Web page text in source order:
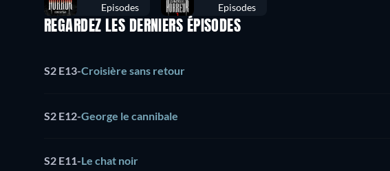
Episodes
Episodes
REGARDEZ LES DERNIERS ÉPISODES
S2 E13-Croisière sans retour
S2 E12-George le cannibale
S2 E11-Le chat noir